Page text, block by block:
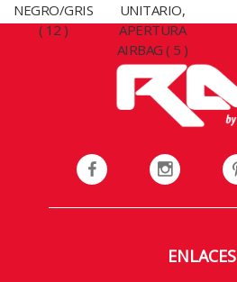
NEGRO/GRIS
( 12 )
UNITARIO,
APERTURA
AIRBAG ( 5 )
ENLACES